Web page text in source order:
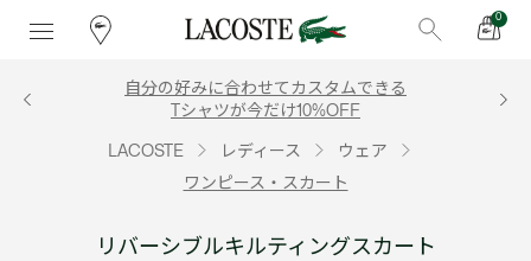
0
自分の好みに合わせてカスタムできる
Tシャツが今だけ10%OFF
LACOSTE レディース ウェア
ワンピース・スカート
リバーシブルキルティングスカート